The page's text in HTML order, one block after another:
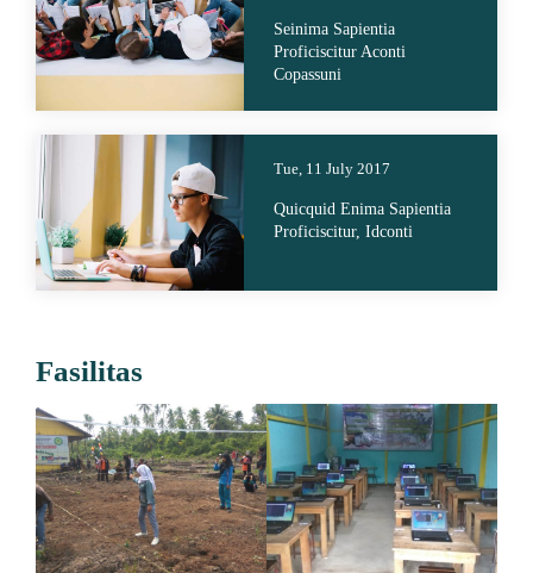
Seinima Sapientia
Proficiscitur Aconti
Copassuni
Tue, 11 July 2017
Quicquid Enima Sapientia
Proficiscitur, Idconti
Fasilitas